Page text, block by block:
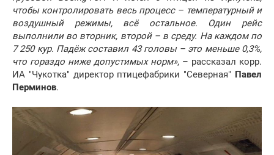
чтобы контролировать весь процесс – температурный и
воздушный режимы, всё остальное. Один рейс
выполнили во вторник, второй – в среду. На каждом по
7 250 кур. Падёж составил 43 головы – это меньше 0,3%,
что гораздо ниже допустимых норм», – рассказал корр.
ИА "Чукотка" директор птицефабрики "Северная" Павел
Перминов.